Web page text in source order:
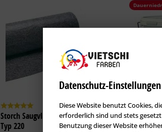
Storch Saugvlies CoverStar Dura
Typ 220
Datenschutz-Einstellungen
Diese Website benutzt Cookies,
erforderlich sind und stets
Benutzung dieser Website